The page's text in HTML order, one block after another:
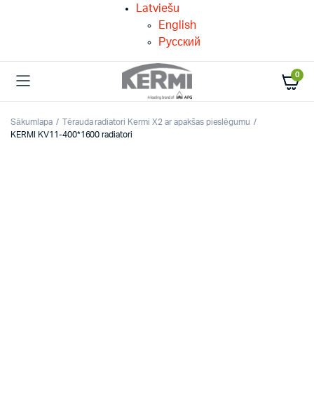
Latviešu
English
Русский
0
Sākumlapa
Tērauda radiatori Kermi X2 ar apakšas pieslēgumu
KERMI KV11-400*1600 radiatori